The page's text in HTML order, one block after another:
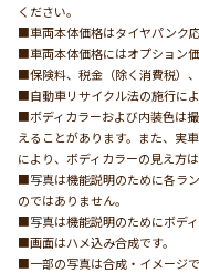
ください。
■車両本体価格はタイヤパンク
■車両本体価格にはオプション
■保険料、税金（除く消費税）
■自動車リサイクル法の施行に
■ボディカラーおよび内装色は
えることがあります。また、実
により、ボディカラーの見え方は
■写真は機能説明のために各ラ
のではありません。
■写真は機能説明のためにボデ
■画面はハメ込み合成です。
■一部の写真は合成・イメージで